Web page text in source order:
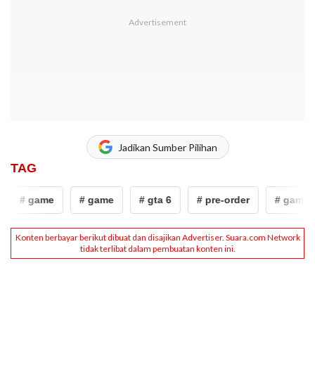
Jadikan Sumber Pilihan
TAG
# game # game # gta 6 # pre-order # game